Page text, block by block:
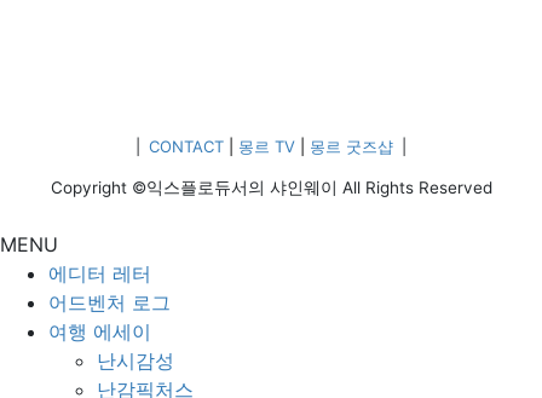
CONTACT 몽르 TV 몽르 굿즈샵
Copyright ©익스플로듀서의 샤인웨이 All Rights Reserved
MENU
에디터 레터
어드벤처 로그
여행 에세이
난시감성
난감픽처스